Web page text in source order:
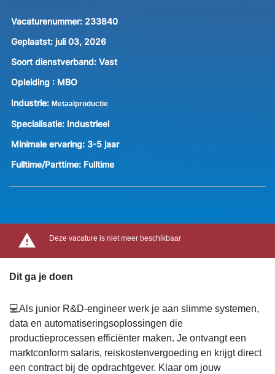
Vacaturenummer: 233840
Geplaatst: juli 03, 2026
Soort dienstverband: Vast
Opleiding : MBO
Industrie: Metaalproductie
Specialisatie: Industrieel
Minimale ervaring: 3-5 jaar
Fulltime/Parttime: Fulltime
Deze vacature is niet meer beschikbaar
Dit ga je doen
💻Als junior R&D-engineer werk je aan slimme systemen,
data en automatiseringsoplossingen die
productieprocessen efficiënter maken. Je ontvangt een
marktconform salaris, reiskostenvergoeding en krijgt direct
een contract bij de opdrachtgever. Klaar om jouw